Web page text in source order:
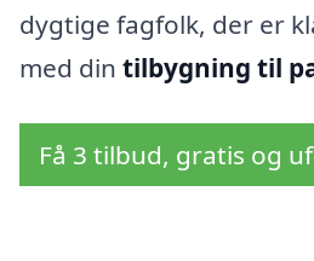
dygtige fagfolk, der er
med din tilbygning til
Få 3 tilbud, gratis og